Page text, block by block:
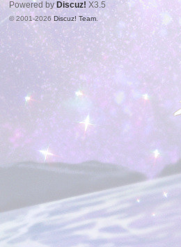
Powered by Discuz! X3.5
© 2001-2026Discuz! Team